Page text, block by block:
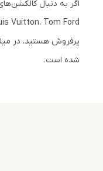
پرفروش هستید، در
شده است.